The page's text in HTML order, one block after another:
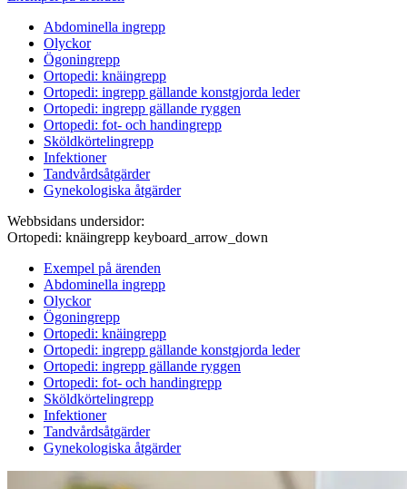
Abdominella ingrepp
Olyckor
Ögoningrepp
Ortopedi: knäingrepp
Ortopedi: ingrepp gällande konstgjorda leder
Ortopedi: ingrepp gällande ryggen
Ortopedi: fot- och handingrepp
Sköldkörtelingrepp
Infektioner
Tandvårdsåtgärder
Gynekologiska åtgärder
Webbsidans undersidor:
Ortopedi: knäingrepp keyboard_arrow_down
Exempel på ärenden
Abdominella ingrepp
Olyckor
Ögoningrepp
Ortopedi: knäingrepp
Ortopedi: ingrepp gällande konstgjorda leder
Ortopedi: ingrepp gällande ryggen
Ortopedi: fot- och handingrepp
Sköldkörtelingrepp
Infektioner
Tandvårdsåtgärder
Gynekologiska åtgärder